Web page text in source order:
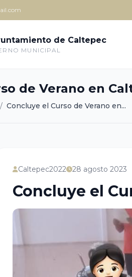
de Caltepec
MUNICIPAL
de Verano en
/ Concluye el Curso de Verano en...
Caltepec2022 28 agosto 2023
Concluye el